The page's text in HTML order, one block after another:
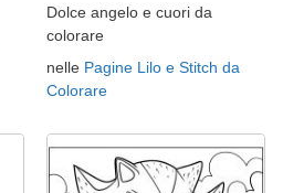
Dolce angelo e cuori da
colorare
nelle Pagine Lilo e Stitch da
Colorare